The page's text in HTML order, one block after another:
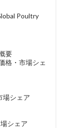
Poultry
要
格・市場シェ
場シェア
シェア